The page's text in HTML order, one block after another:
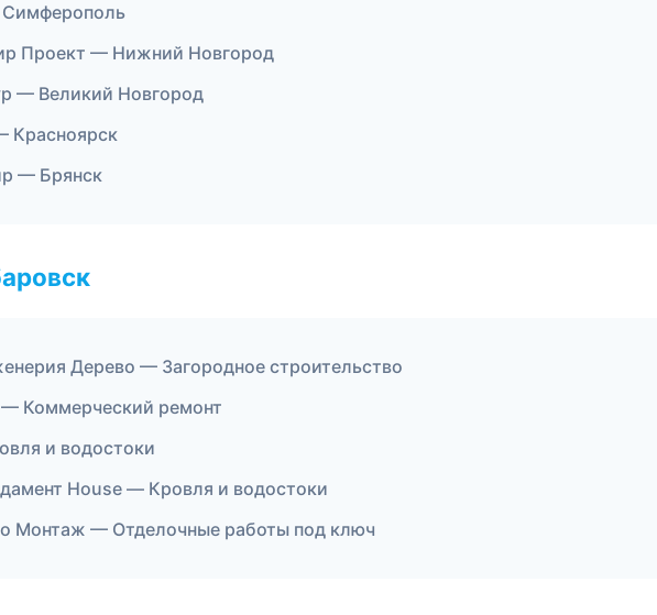
Проект — Нижний Новгород
— Великий Новгород
Красноярск
— Брянск
Дерево — Загородное строительство
Коммерческий ремонт
и водостоки
House — Кровля и водостоки
Монтаж — Отделочные работы под ключ